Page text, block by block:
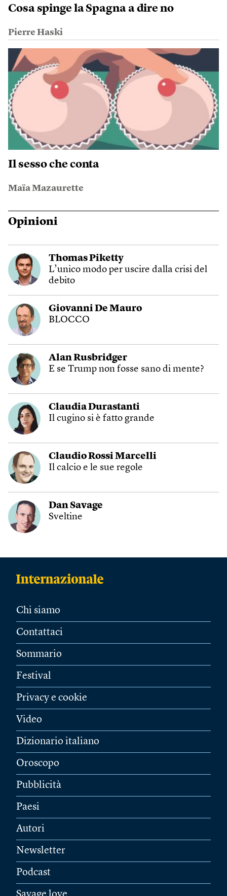
Cosa spinge la Spagna a dire no
Pierre Haski
Il sesso che conta
Maïa Mazaurette
Opinioni
Thomas Piketty
L’unico modo per uscire dalla crisi del
debito
Giovanni De Mauro
BLOCCO
Alan Rusbridger
E se Trump non fosse sano di mente?
Claudia Durastanti
Il cugino si è fatto grande
Claudio Rossi Marcelli
Il calcio e le sue regole
Dan Savage
Sveltine
Chi siamo
Contattaci
Sommario
Festival
Privacy e cookie
Video
Dizionario italiano
Oroscopo
Pubblicità
Paesi
Autori
Newsletter
Podcast